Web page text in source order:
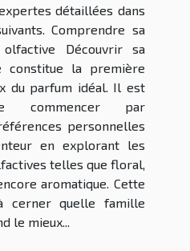
détaillées dans
Comprendre sa
Découvrir sa
constitue la première
du parfum idéal. Il est
commencer par
personnelles
en explorant les
telles que floral,
aromatique. Cette
cerner quelle famille
le mieux...